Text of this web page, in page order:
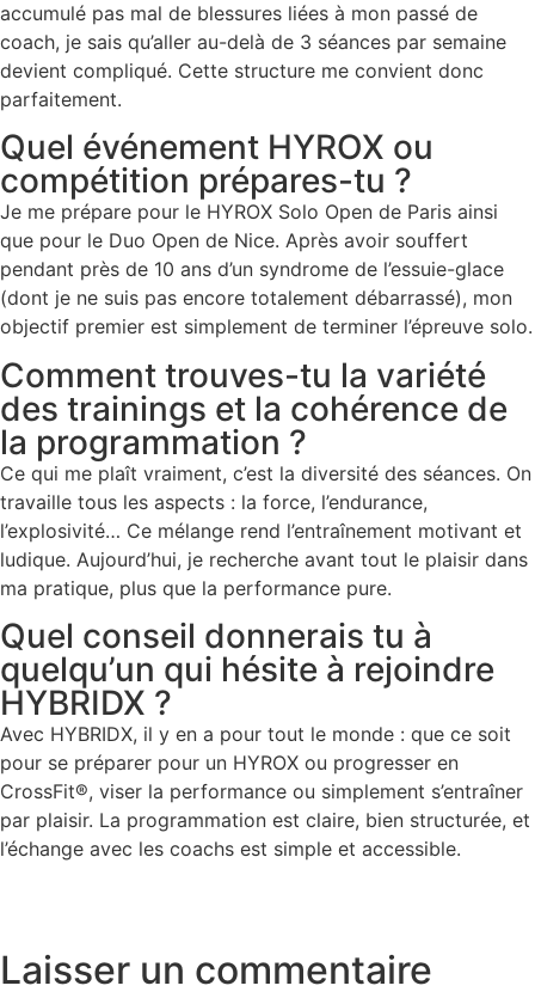
accumulé pas mal de blessures liées à mon passé de
coach, je sais qu’aller au-delà de 3 séances par semaine
devient compliqué. Cette structure me convient donc
parfaitement.
Quel événement HYROX ou
compétition prépares-tu ?
Je me prépare pour le HYROX Solo Open de Paris ainsi
que pour le Duo Open de Nice. Après avoir souffert
pendant près de 10 ans d’un syndrome de l’essuie-glace
(dont je ne suis pas encore totalement débarrassé), mon
objectif premier est simplement de terminer l’épreuve solo.
Comment trouves-tu la variété
des trainings et la cohérence de
la programmation ?
Ce qui me plaît vraiment, c’est la diversité des séances. On
travaille tous les aspects : la force, l’endurance,
l’explosivité… Ce mélange rend l’entraînement motivant et
ludique. Aujourd’hui, je recherche avant tout le plaisir dans
ma pratique, plus que la performance pure.
Quel conseil donnerais tu à
quelqu’un qui hésite à rejoindre
HYBRIDX ?
Avec HYBRIDX, il y en a pour tout le monde : que ce soit
pour se préparer pour un HYROX ou progresser en
CrossFit®, viser la performance ou simplement s’entraîner
par plaisir. La programmation est claire, bien structurée, et
l’échange avec les coachs est simple et accessible.
Laisser un commentaire